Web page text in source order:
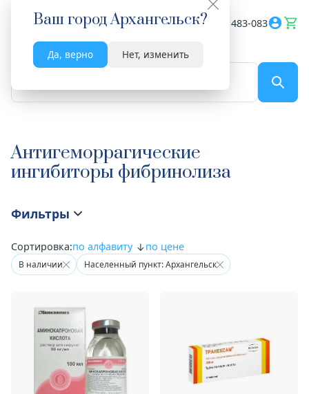
Ваш городАрхангельск?
Да, верно Нет, изменить
Весь сайт 8182 483-083
Антигеморрагические
ингибиторы фибринолиза
Фильтры
Сортировка:по алфавиту по цене
В наличии Населенный пункт: Архангельск